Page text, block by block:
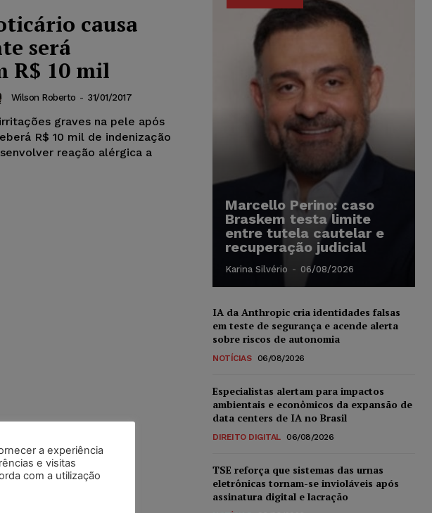
causa
será
R$ 10 mil
Wilson Roberto - 31/01/2017
graves na pele após
R$ 10 mil de indenização
reação alérgica a
Marcello Perino: caso
Braskem testa limite
entre tutela cautelar e
recuperação judicial
Karina Silvério - 06/08/2026
IA da Anthropic cria identidades falsas
em teste de segurança e acende alerta
sobre riscos de autonomia
NOTÍCIAS 06/08/2026
Especialistas alertam para impactos
ambientais e econômicos da expansão de
data centers de IA no Brasil
DIREITO DIGITAL 06/08/2026
TSE reforça que sistemas das urnas
eletrônicas tornam-se invioláveis após
assinatura digital e lacração
a experiência
e visitas
com a utilização